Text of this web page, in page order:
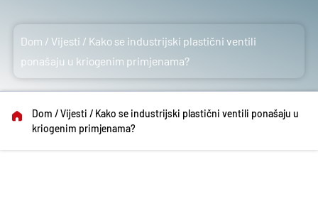
Dom /Vijesti / Kako se industrijski plastični ventili
ponašaju u kriogenim primjenama?
Dom /Vijesti / Kako se industrijski plastični ventili ponašaju u
kriogenim primjenama?